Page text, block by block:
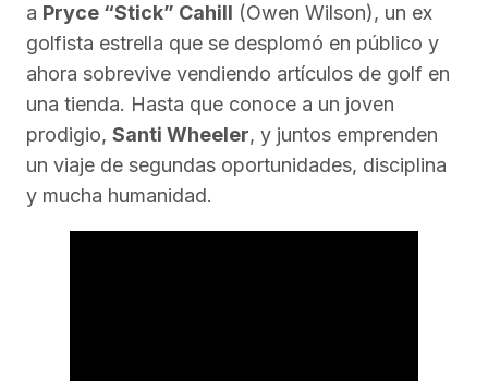
a Pryce “Stick” Cahill (Owen Wilson), un ex
golfista estrella que se desplomó en público y
ahora sobrevive vendiendo artículos de golf en
una tienda. Hasta que conoce a un joven
prodigio, Santi Wheeler, y juntos emprenden
un viaje de segundas oportunidades, disciplina
y mucha humanidad.